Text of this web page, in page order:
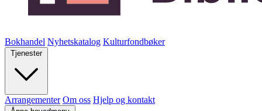
Bokhandel Nyhetskatalog Kulturfondbøker
Tjenester
Arrangementer Om oss Hjelp og kontakt